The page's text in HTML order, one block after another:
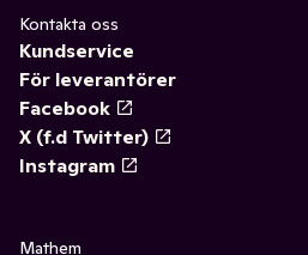
Kontakta oss
Kundservice
För leverantörer
Facebook
X (f.d Twitter)
Instagram
Mathem